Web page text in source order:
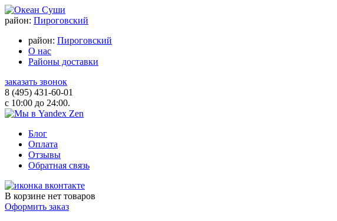
район: Пироговский
район: Пироговский
О нас
Районы доставки
заказать звонок
8 (495) 431-60-01
с 10:00 до 24:00.
Блог
Оплата
Отзывы
Обратная связь
В корзине нет товаров
Оформить заказ